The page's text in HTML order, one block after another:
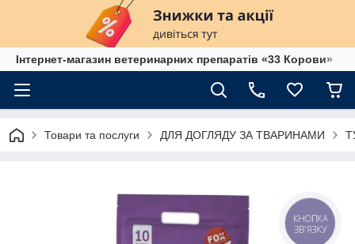
Інтернет-магазин ветеринарних препаратів «33 Корови»
Товари та послуги ДЛЯ ДОГЛЯДУ ЗА ТВАРИНАМИ
КНОПКА
ЗВ'ЯЗКУ